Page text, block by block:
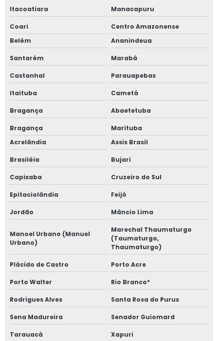
Itacoatiara Manacapuru
Coari
Centro Amazonense
Belém
Ananindeua
Santarém Marabá
Castanhal Parauapebas
Itaituba Cametá
Bragança Abaetetuba
Bragança
Marituba
Acrelândia
Assis Brasil
Brasiléia Bujari
Capixaba Cruzeiro do Sul
Epitaciolândia Feijó
Jordão Mâncio Lima
Manoel Urbano (Manuel
Urbano)
Marechal Thaumaturgo
(Taumaturgo,
Thaumaturgo)
Plácido de Castro Porto Acre
Porto Walter Rio Branco*
Rodrigues Alves Santa Rosa do Purus
Sena Madureira Senador Guiomard
Tarauacá Xapuri